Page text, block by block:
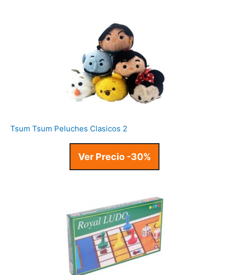
Tsum Tsum Peluches Clasicos 2
Ver Precio -30%